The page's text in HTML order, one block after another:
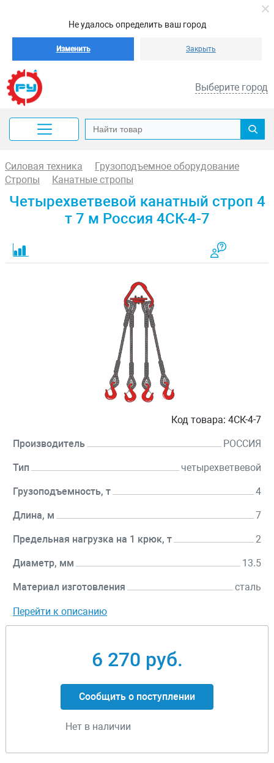
Не удалось определить ваш город
Изменить Закрыть
Выберите город
Силовая техника
Грузоподъемное оборудование
Стропы
Канатные стропы
Четырехветвевой канатный строп 4
т 7 м Россия 4СК-4-7
Код товара: 4СК-4-7
Производитель РОССИЯ
Тип четырехветвевой
Грузоподъемность, т 4
Длина, м 7
Предельная нагрузка на 1 крюк, т 2
Диаметр, мм 13.5
Материал изготовления сталь
Перейти к описанию
6 270 руб.
Сообщить о поступлении
Нет в наличии